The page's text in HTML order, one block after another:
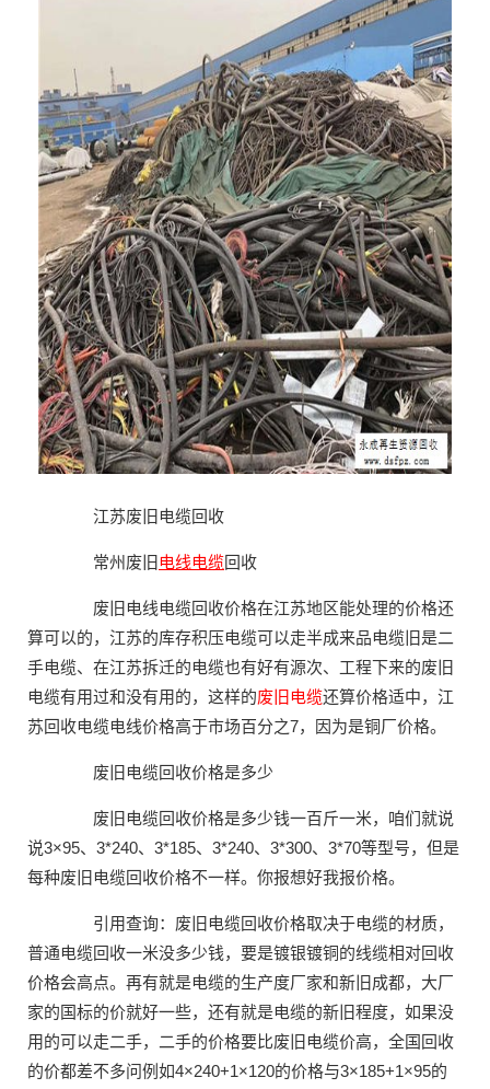
江苏废旧电缆回收
常州废旧电线电缆回收
废旧电线电缆回收价格在江苏地区能处理的价格还
算可以的，江苏的库存积压电缆可以走半成来品电缆旧是二
手电缆、在江苏拆迁的电缆也有好有源次、工程下来的废旧
电缆有用过和没有用的，这样的废旧电缆还算价格适中，江
苏回收电缆电线价格高于市场百分之7，因为是铜厂价格。
废旧电缆回收价格是多少
废旧电缆回收价格是多少钱一百斤一米，咱们就说
说3×95、3*240、3*185、3*240、3*300、3*70等型号，但是
每种废旧电缆回收价格不一样。你报想好我报价格。
引用查询：废旧电缆回收价格取决于电缆的材质，
普通电缆回收一米没多少钱，要是镀银镀铜的线缆相对回收
价格会高点。再有就是电缆的生产度厂家和新旧成都，大厂
家的国标的价就好一些，还有就是电缆的新旧程度，如果没
用的可以走二手，二手的价格要比废旧电缆价高，全国回收
的价都差不多问例如4×240+1×120的价格与3×185+1×95的